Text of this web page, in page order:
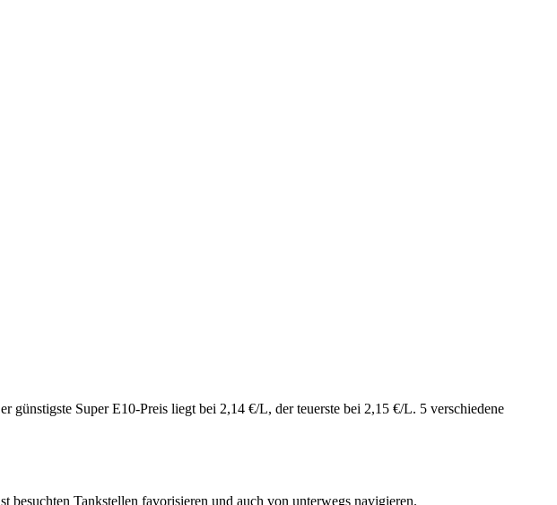
Super E10-Preis liegt bei 2,14 €/L, der teuerste bei 2,15 €/L. 5 verschiedene
Tankstellen favorisieren und auch von unterwegs navigieren.